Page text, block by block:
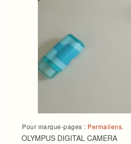
Pour marque-pages : Permaliens.
OLYMPUS DIGITAL CAMERA